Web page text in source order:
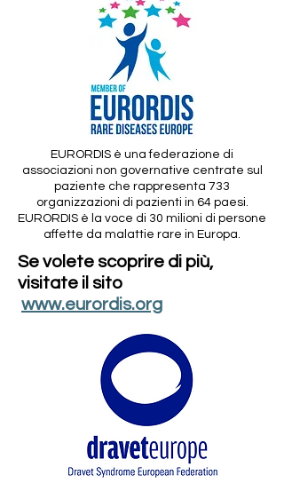
EURORDIS è una federazione di
associazioni non governative centrate sul
paziente che rappresenta 733
organizzazioni di pazienti in 64 paesi.
EURORDIS è la voce di 30 milioni di persone
affette da malattie rare in Europa.
Se volete scoprire di più,
visitate il sito
www.eurordis.org